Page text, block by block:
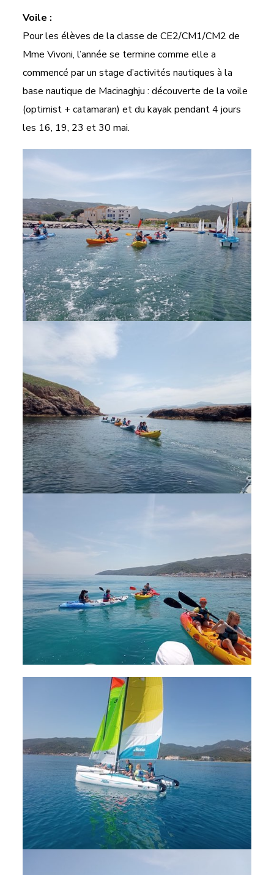
Voile :
Pour les élèves de la classe de CE2/CM1/CM2 de
Mme Vivoni, l’année se termine comme elle a
commencé par un stage d’activités nautiques à la
base nautique de Macinaghju : découverte de la voile
(optimist + catamaran) et du kayak pendant 4 jours
les 16, 19, 23 et 30 mai.